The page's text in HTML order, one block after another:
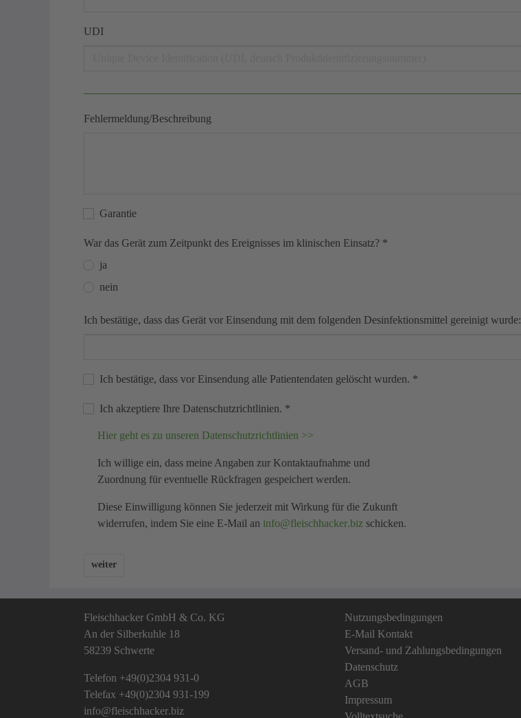
UDI
Fehlermeldung/Beschreibung
Garantie
War das Gerät zum Zeitpunkt des Ereignisses im klinischen Einsatz? *
ja
nein
Ich bestätige, dass das Gerät vor Einsendung mit dem folgenden Desinfektionsmittel gereinigt wurde:
Ich bestätige, dass vor Einsendung alle Patientendaten gelöscht wurden. *
Ich akzeptiere Ihre Datenschutzrichtlinien. *
Hier geht es zu unseren Datenschutzrichtlinien >>
Ich willige ein, dass meine Angaben zur Kontaktaufnahme und
Zuordnung für eventuelle Rückfragen gespeichert werden.
Diese Einwilligung können Sie jederzeit mit Wirkung für die Zukunft
widerrufen, indem Sie eine E-Mail an info fleischhacker biz schicken.
weiter
Fleischhacker GmbH & Co. KG
An der Silberkuhle 18
58239 Schwerte
Telefon +49(0)2304 931-0
Telefax +49(0)2304 931-199
info
fleischhacker biz
Nutzungsbedingungen
E-Mail Kontakt
Versand- und Zahlungsbedingungen
Datenschutz
AGB
Impressum